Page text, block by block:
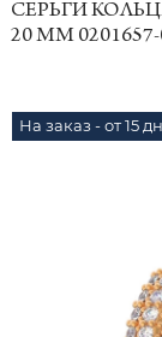
СЕРЬГИ
20 ММ 0201657-
На заказ - от 15